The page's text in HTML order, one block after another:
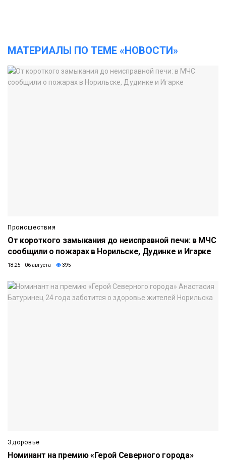
МАТЕРИАЛЫ ПО ТЕМЕ «НОВОСТИ»
Происшествия
От короткого замыкания до неисправной печи: в МЧС
сообщили о пожарах в Норильске, Дудинке и Игарке
18:25 06 августа 395
Здоровье
Номинант на премию «Герой Северного города»